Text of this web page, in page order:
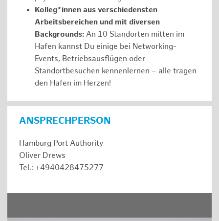
Kolleg*innen aus verschiedensten
Arbeitsbereichen und mit diversen
Backgrounds: An 10 Standorten mitten im
Hafen kannst Du einige bei Networking-
Events, Betriebsausflügen oder
Standortbesuchen kennenlernen – alle tragen
den Hafen im Herzen!
ANSPRECHPERSON
Hamburg Port Authority
Oliver Drews
Tel.: +4940428475277